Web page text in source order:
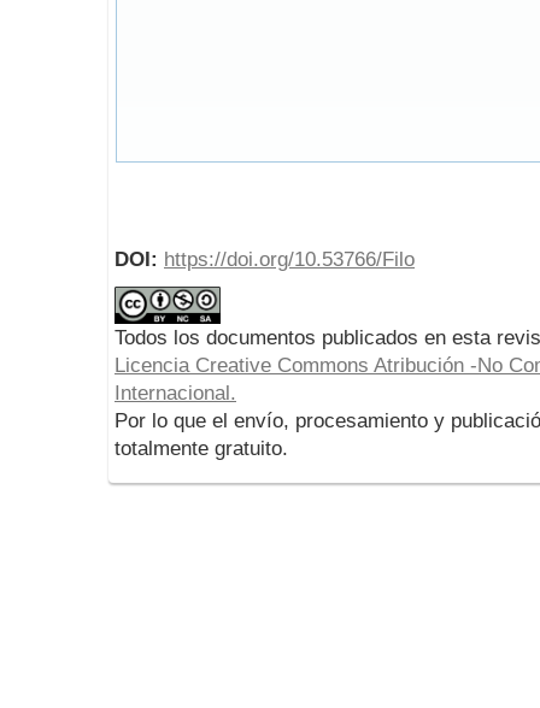
DOI: https://doi.org/10.53766/Filo
Todos los documentos publicados en esta
Licencia Creative Commons Atribución -No
Internacional.
Por lo que el envío, procesamiento y
totalmente gratuito.